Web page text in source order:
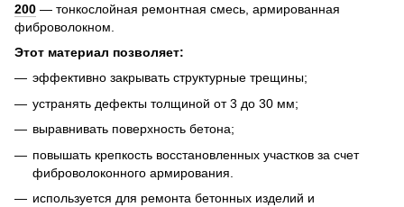
200 — тонкослойная ремонтная смесь, армированная
фиброволокном.
Этот материал позволяет:
эффективно закрывать структурные трещины;
устранять дефекты толщиной от 3 до 30 мм;
выравнивать поверхность бетона;
повышать крепкость восстановленных участков за счет
фиброволоконного армирования.
используется для ремонта бетонных изделий и